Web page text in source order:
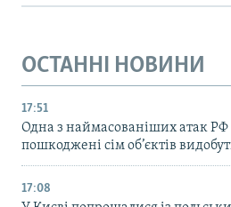
ОСТАННІ НОВИНИ
17:51
Одна з наймасованіших атак
пошкоджені сім об’єктів
17:08